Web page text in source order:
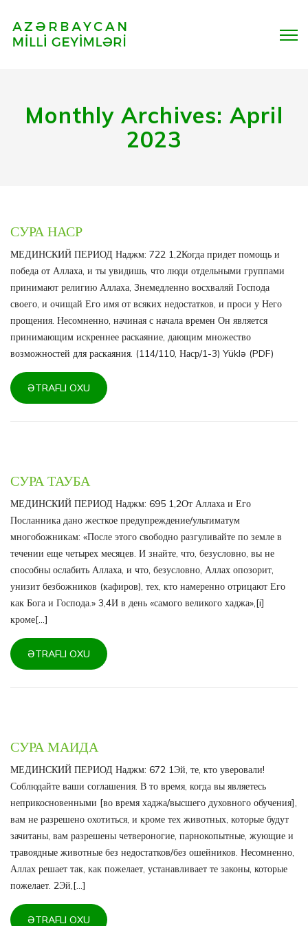
Monthly Archives: April
2023
СУРА НАСР
МЕДИНСКИЙ ПЕРИОД Наджм: 722 1,2Когда придет помощь и
победа от Аллаха, и ты увидишь, что люди отдельными группами
принимают религию Аллаха, 3немедленно восхваляй Господа
своего, и очищай Его имя от всяких недостатков, и проси у Него
прощения. Несомненно, начиная с начала времен Он является
принимающим искреннее раскаяние, дающим множество
возможностей для раскаяния. (114/110, Наср/1-3) Yüklə (PDF)
ƏTRAFLI OXU
СУРА ТАУБА
МЕДИНСКИЙ ПЕРИОД Наджм: 695 1,2От Аллаха и Его
Посланника дано жесткое предупреждение/ультиматум
многобожникам: «После этого свободно разгуливайте по земле в
течении еще четырех месяцев. И знайте, что, безусловно, вы не
способны ослабить Аллаха, и что, безусловно, Аллах опозорит,
унизит безбожников (кафиров), тех, кто намеренно отрицают Его
как Бога и Господа.» 3,4И в день «самого великого хаджа»,[i]
кроме[...]
ƏTRAFLI OXU
СУРА МАИДА
МЕДИНСКИЙ ПЕРИОД Наджм: 672 1Эй, те, кто уверовали!
Соблюдайте ваши соглашения. В то время, когда вы являетесь
неприкосновенными [во время хаджа/высшего духовного обучения],
вам не разрешено охотиться, и кроме тех животных, которые будут
зачитаны, вам разрешены четвероногие, парнокопытные, жующие и
травоядные животные без недостатков/без ошейников. Несомненно,
Аллах решает так, как пожелает, устанавливает те законы, которые
пожелает. 2Эй,[...]
ƏTRAFLI OXU